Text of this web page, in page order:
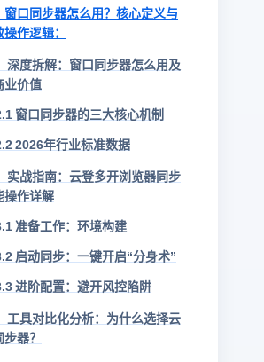
窗口同步器怎么用？核心定义与
作逻辑：
深度拆解：窗口同步器怎么用及
业价值
窗口同步器的三大核心机制
2026年行业标准数据
实战指南：云登多开浏览器同步
操作详解
准备工作：环境构建
启动同步：一键开启“分身术”
进阶配置：避开风控陷阱
工具对比化分析：为什么选择云
器？